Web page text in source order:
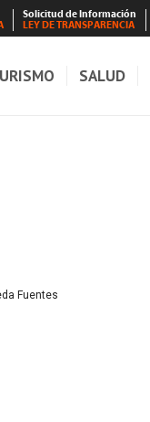
Solicitud de Información
LEY DE TRANSPARENCIA
SALUD
Fuentes